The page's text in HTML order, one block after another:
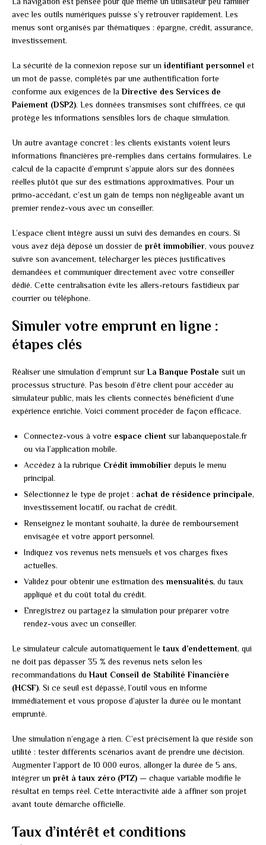
avec les outils numériques puisse s’y retrouver rapidement. Les
menus sont organisés par thématiques : épargne, crédit, assurance,
investissement.
La sécurité de la connexion repose sur un identifiant personnel et
un mot de passe, complétés par une authentification forte
conforme aux exigences de la Directive des Services de
Paiement (DSP2). Les données transmises sont chiffrées, ce qui
protège les informations sensibles lors de chaque simulation.
Un autre avantage concret : les clients existants voient leurs
informations financières pré-remplies dans certains formulaires. Le
calcul de la capacité d’emprunt s’appuie alors sur des données
réelles plutôt que sur des estimations approximatives. Pour un
primo-accédant, c’est un gain de temps non négligeable avant un
premier rendez-vous avec un conseiller.
L’espace client intègre aussi un suivi des demandes en cours. Si
vous avez déjà déposé un dossier de prêt immobilier, vous pouvez
suivre son avancement, télécharger les pièces justificatives
demandées et communiquer directement avec votre conseiller
dédié. Cette centralisation évite les allers-retours fastidieux par
courrier ou téléphone.
Simuler votre emprunt en ligne :
étapes clés
Réaliser une simulation d’emprunt surLa Banque Postale suit un
processus structuré. Pas besoin d’être client pour accéder au
simulateur public, mais les clients connectés bénéficient d’une
expérience enrichie. Voici comment procéder de façon efficace.
Connectez-vous à votre espace client sur labanquepostale.fr
ou via l’application mobile.
Accédez à la rubrique Crédit immobilier depuis le menu
principal.
Sélectionnez le type de projet : achat de résidence principale,
investissement locatif, ou rachat de crédit.
Renseignez le montant souhaité, la durée de remboursement
envisagée et votre apport personnel.
Indiquez vos revenus nets mensuels et vos charges fixes
actuelles.
Validez pour obtenir une estimation des mensualités, du taux
appliqué et du coût total du crédit.
Enregistrez ou partagez la simulation pour préparer votre
rendez-vous avec un conseiller.
Le simulateur calcule automatiquement le taux d’endettement, qui
ne doit pas dépasser 35 % des revenus nets selon les
recommandations duHaut Conseil de Stabilité Financière
(HCSF). Si ce seuil est dépassé, l’outil vous en informe
immédiatement et vous propose d’ajuster la durée ou le montant
emprunté.
Une simulation n’engage à rien. C’est précisément là que réside son
utilité : tester différents scénarios avant de prendre une décision.
Augmenter l’apport de 10 000 euros, allonger la durée de 5 ans,
intégrer un prêt à taux zéro (PTZ) — chaque variable modifie le
résultat en temps réel. Cette interactivité aide à affiner son projet
avant toute démarche officielle.
Taux d’intérêt et conditions